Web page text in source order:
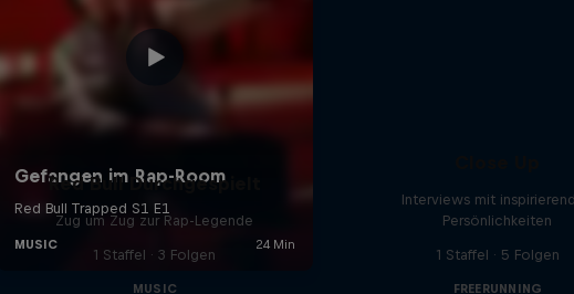
Red Bull Durchgespielt
Zug um Zug zur Rap-Legende
1 Staffel · 3 Folgen
MUSIC
Interviews mit
Persönlichkeiten
1 Staffel · 5 Folgen
FREERUNNING